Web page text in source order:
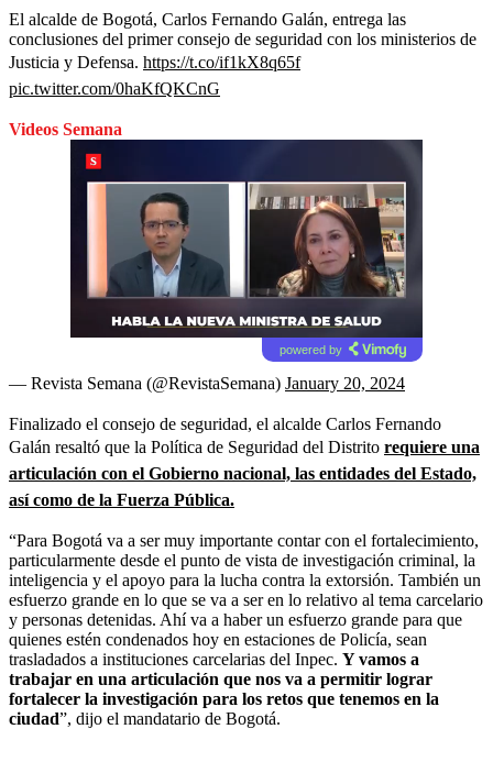
El alcalde de Bogotá, Carlos Fernando Galán, entrega las
conclusiones del primer consejo de seguridad con los ministerios de
Justicia y Defensa. https://t.co/if1kX8q65f
pic.twitter.com/0haKfQKCnG
Videos Semana
powered by
— Revista Semana (@RevistaSemana) January 20, 2024
Finalizado el consejo de seguridad, el alcalde Carlos Fernando
Galán resaltó que la Política de Seguridad del Distrito requiere una
articulación con el Gobierno nacional, las entidades del Estado,
así como de la Fuerza Pública.
“Para Bogotá va a ser muy importante contar con el fortalecimiento,
particularmente desde el punto de vista de investigación criminal, la
inteligencia y el apoyo para la lucha contra la extorsión. También un
esfuerzo grande en lo que se va a ser en lo relativo al tema carcelario
y personas detenidas. Ahí va a haber un esfuerzo grande para que
quienes estén condenados hoy en estaciones de Policía, sean
trasladados a instituciones carcelarias del Inpec. Y vamos a
trabajar en una articulación que nos va a permitir lograr
fortalecer la investigación para los retos que tenemos en la
ciudad”, dijo el mandatario de Bogotá.